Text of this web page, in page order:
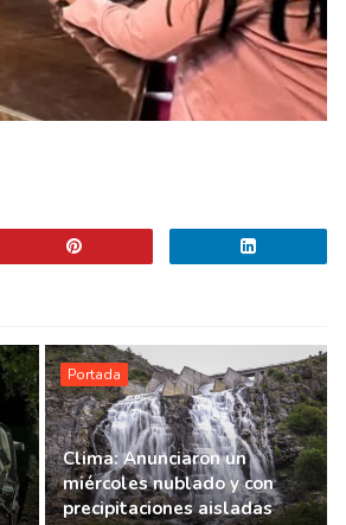
Portada
Clima: Anunciaron un
miércoles nublado y con
precipitaciones aisladas